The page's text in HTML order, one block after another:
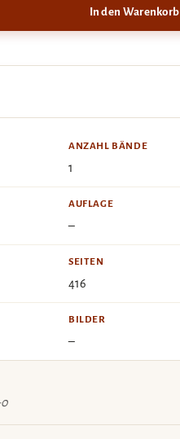
In den Warenkorb
ANZAHL BÄNDE
1
AUFLAGE
–
SEITEN
416
BILDER
–